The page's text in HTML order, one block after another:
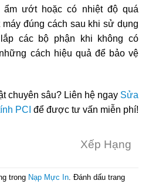
ướt hoặc có nhiệt độ quá
máy đúng cách sau khi sử dụng
các bộ phận khi không có
cách hiệu quả để bảo vệ
chuyên sâu? Liên hệ ngay Sửa
PCI để được tư vấn miễn phí!
Xếp Hạng
trong Nạp Mực In. Đánh dấu trang